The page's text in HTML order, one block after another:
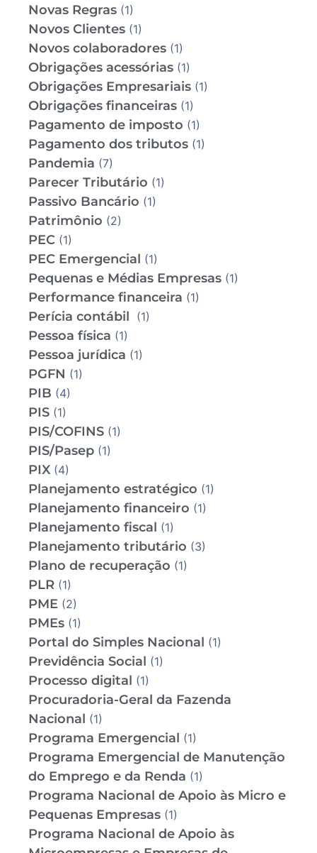
Novas Regras (1)
Novos Clientes (1)
Novos colaboradores (1)
Obrigações acessórias (1)
Obrigações Empresariais (1)
Obrigações financeiras (1)
Pagamento de imposto (1)
Pagamento dos tributos (1)
Pandemia (7)
Parecer Tributário (1)
Passivo Bancário (1)
Patrimônio (2)
PEC (1)
PEC Emergencial (1)
Pequenas e Médias Empresas (1)
Performance financeira (1)
Perícia contábil (1)
Pessoa física (1)
Pessoa jurídica (1)
PGFN (1)
PIB (4)
PIS (1)
PIS/COFINS (1)
PIS/Pasep (1)
PIX (4)
Planejamento estratégico (1)
Planejamento financeiro (1)
Planejamento fiscal (1)
Planejamento tributário (3)
Plano de recuperação (1)
PLR (1)
PME (2)
PMEs (1)
Portal do Simples Nacional (1)
Previdência Social (1)
Processo digital (1)
Procuradoria-Geral da Fazenda
Nacional (1)
Programa Emergencial (1)
Programa Emergencial de Manutenção
do Emprego e da Renda (1)
Programa Nacional de Apoio às Micro e
Pequenas Empresas (1)
Programa Nacional de Apoio às